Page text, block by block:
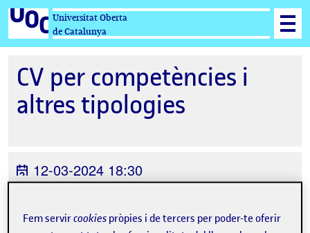
Universitat Oberta
de Catalunya
CV per competències i
altres tipologies
12-03-2024 18:30
Organitzat perServeis de Carrera
Fem servircookies pròpies i de tercers per poder-te oferir